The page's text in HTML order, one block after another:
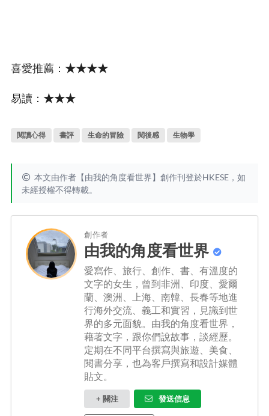
喜愛推薦： ★★★★
易讀： ★★★
閱讀心得 書評 生命的冒險 閱後感 生物學
本文由作者【由我的角度看世界】創作刊登於HKESE，如
未經授權不得轉載。
創作者
由我的角度看世界
愛寫作、旅行、創作、書、有溫度的
文字的女生，曾到非洲、印度、愛爾
蘭、澳洲、上海、南韓、長春等地進
行海外交流、義工和實習，見識到世
界的多元面貌。由我的角度看世界，
藉著文字，跟你們說故事，談經歷。
定期在不同平台撰寫與旅遊、美食、
閱書分享，也為客戶撰寫和設計媒體
貼文。
+ 關注 發送信息